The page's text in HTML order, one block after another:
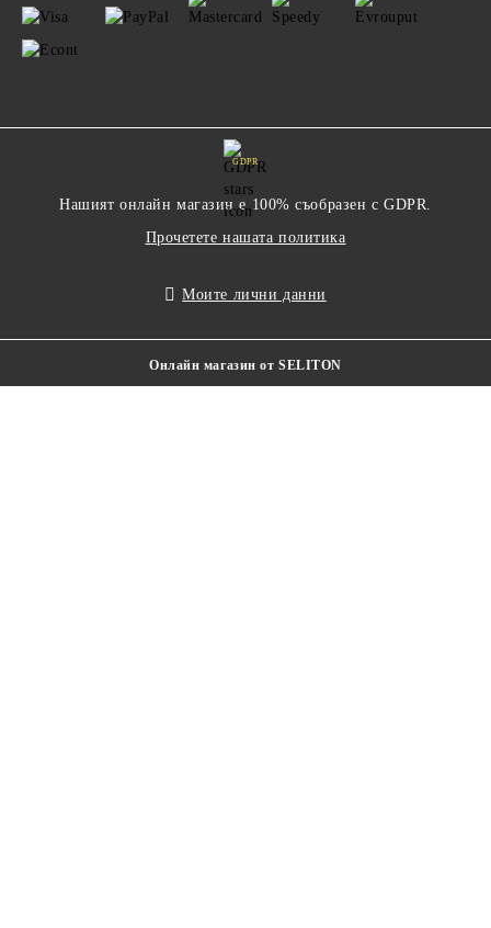
GDPR
Нашият онлайн магазин е 100% съобразен с GDPR.
Прочетете нашата политика
Моите лични данни
Онлайн магазин от SELITON